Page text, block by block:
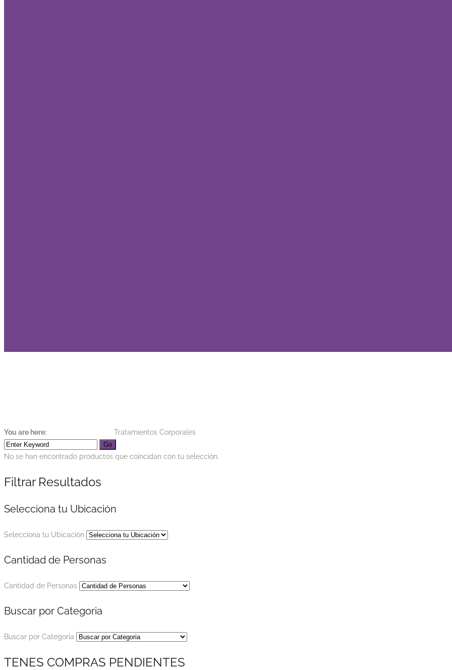
You are here: Tratamientos Corporales
No se han encontrado productos que coincidan con tu selección.
Filtrar Resultados
Selecciona tu Ubicación
Selecciona tu Ubicación
Cantidad de Personas
Cantidad de Personas
Buscar por Categoria
Buscar por Categoria
TENES COMPRAS PENDIENTES